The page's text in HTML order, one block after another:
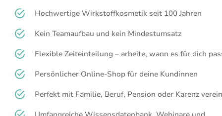
Hochwertige Wirkstoffkosmetik seit 100 Jahren
Kein Teamaufbau und kein Mindestumsatz
Flexible Zeiteinteilung – arbeite, wann es für dich
Persönlicher Online-Shop für deine Kundinnen
Perfekt mit Familie, Beruf, Pension oder Karenz